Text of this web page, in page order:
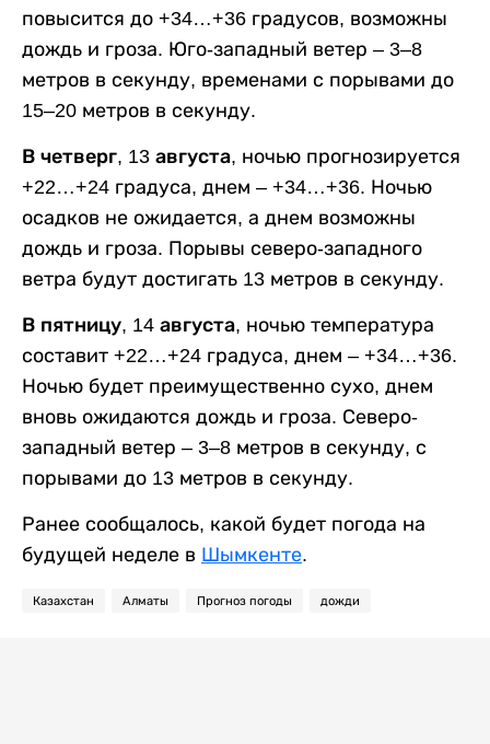
повысится до +34…+36 градусов, возможны
дождь и гроза. Юго-западный ветер – 3–8
метров в секунду, временами с порывами до
15–20 метров в секунду.
В четверг, 13 августа, ночью прогнозируется
+22…+24 градуса, днем – +34…+36. Ночью
осадков не ожидается, а днем возможны
дождь и гроза. Порывы северо-западного
ветра будут достигать 13 метров в секунду.
В пятницу, 14 августа, ночью температура
составит +22…+24 градуса, днем – +34…+36.
Ночью будет преимущественно сухо, днем
вновь ожидаются дождь и гроза. Северо-
западный ветер – 3–8 метров в секунду, с
порывами до 13 метров в секунду.
Ранее сообщалось, какой будет погода на
будущей неделе в Шымкенте.
Казахстан Алматы Прогноз погоды дожди